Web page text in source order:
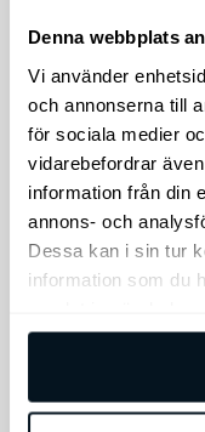
Denna webbplats
Vi använder
och annonserna till
för sociala medier
vidarebefordrar
information från din
annons- och
Dessa kan i sin tur
information som du
ursprungliga
var:
179 kr.
är:
152
Rea!
WSH